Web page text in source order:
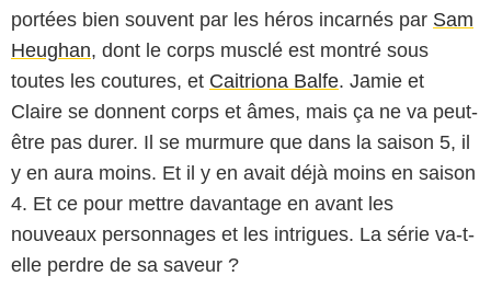
portées bien souvent par les héros incarnés par Sam
Heughan, dont le corps musclé est montré sous
toutes les coutures, et Caitriona Balfe. Jamie et
Claire se donnent corps et âmes, mais ça ne va peut-
être pas durer. Il se murmure que dans la saison 5, il
y en aura moins. Et il y en avait déjà moins en saison
4. Et ce pour mettre davantage en avant les
nouveaux personnages et les intrigues. La série va-t-
elle perdre de sa saveur ?